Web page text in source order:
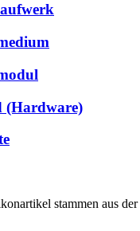
(Hardware)
stammen aus